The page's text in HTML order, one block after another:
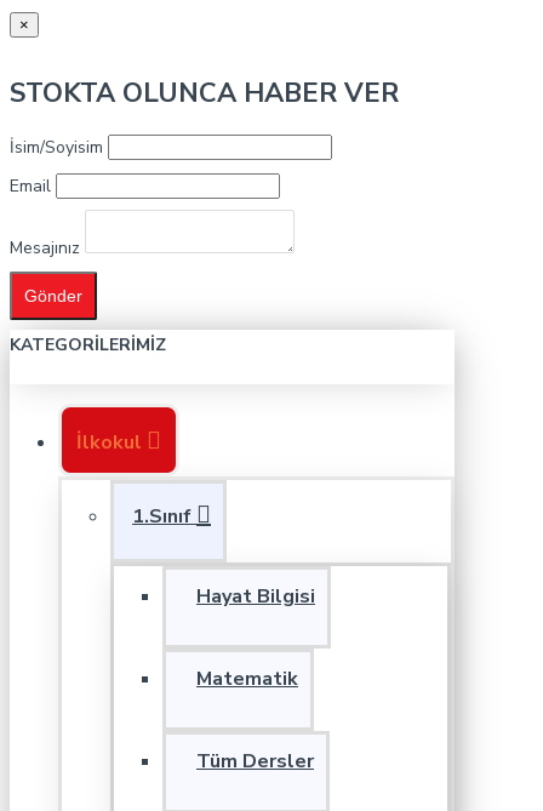
×
STOKTA OLUNCA HABER VER
İsim/Soyisim
Email
Mesajınız
Gönder
KATEGORILERIMIZ
İlkokul
1.Sınıf
Hayat Bilgisi
Matematik
Tüm Dersler